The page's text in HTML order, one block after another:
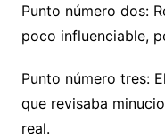
Punto número dos:
poco influenciable,
Punto número tres:
que revisaba
real.